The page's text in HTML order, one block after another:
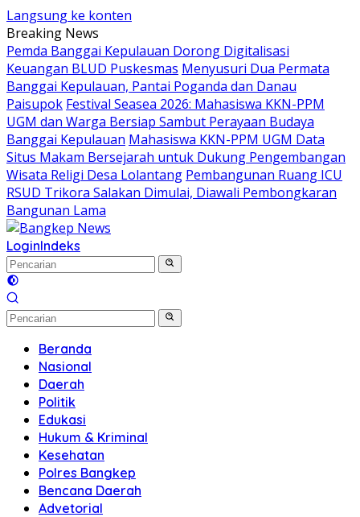
Langsung ke konten
Breaking News
Pemda Banggai Kepulauan Dorong Digitalisasi
Keuangan BLUD Puskesmas Menyusuri Dua Permata
Banggai Kepulauan, Pantai Poganda dan Danau
Paisupok Festival Seasea 2026: Mahasiswa KKN-PPM
UGM dan Warga Bersiap Sambut Perayaan Budaya
Banggai Kepulauan Mahasiswa KKN-PPM UGM Data
Situs Makam Bersejarah untuk Dukung Pengembangan
Wisata Religi Desa Lolantang Pembangunan Ruang ICU
RSUD Trikora Salakan Dimulai, Diawali Pembongkaran
Bangunan Lama
LoginIndeks
Beranda
Nasional
Daerah
Politik
Edukasi
Hukum & Kriminal
Kesehatan
Polres Bangkep
Bencana Daerah
Advetorial